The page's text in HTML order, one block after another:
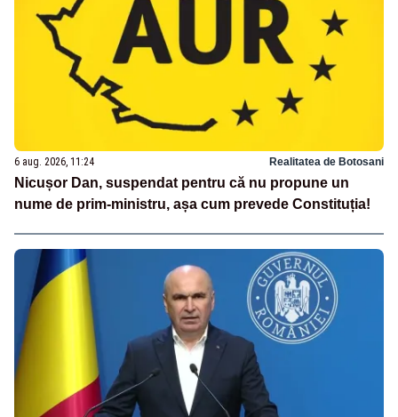
6 aug. 2026, 11:24 Realitatea de Botosani
Nicușor Dan, suspendat pentru că nu propune un
nume de prim-ministru, așa cum prevede Constituția!